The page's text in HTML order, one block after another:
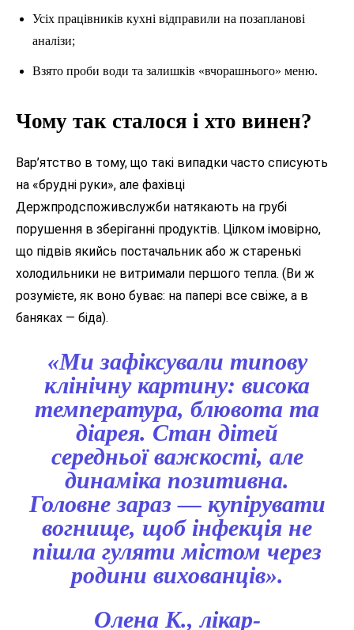
Усіх працівників кухні відправили на позапланові
аналізи;
Взято проби води та залишків «вчорашнього» меню.
Чому так сталося і хто винен?
Вар’ятство в тому, що такі випадки часто списують
на «брудні руки», але фахівці
Держпродспоживслужби натякають на грубі
порушення в зберіганні продуктів. Цілком імовірно,
що підвів якийсь постачальник або ж старенькі
холодильники не витримали першого тепла. (Ви ж
розумієте, як воно буває: на папері все свіже, а в
баняках — біда).
«Ми зафіксували типову
клінічну картину: висока
температура, блювота та
діарея. Стан дітей
середньої важкості, але
динаміка позитивна.
Головне зараз — купірувати
вогнище, щоб інфекція не
пішла гуляти містом через
родини вихованців».
Олена К., лікар-